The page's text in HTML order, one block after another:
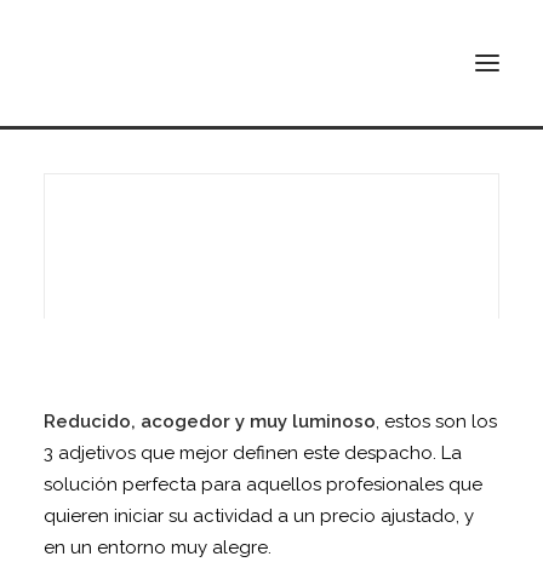
CONTACTO
BUSCAR
Ala Derecha. Despacho 8
Reducido, acogedor y muy luminoso, estos son los
3 adjetivos que mejor definen este despacho. La
solución perfecta para aquellos profesionales que
quieren iniciar su actividad a un precio ajustado, y
en un entorno muy alegre.